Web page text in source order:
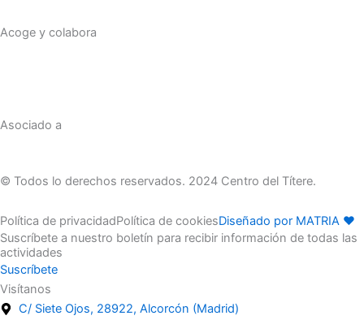
Acoge y colabora
Asociado a
© Todos lo derechos reservados. 2024 Centro del Títere.
Política de privacidadPolítica de cookiesDiseñado por MATRIA ♥
Suscríbete a nuestro boletín para recibir información de todas las
actividades
Suscríbete
Visítanos
C/ Siete Ojos, 28922, Alcorcón (Madrid)